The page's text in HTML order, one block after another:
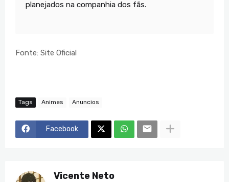
planejados na companhia dos fãs.
Fonte: Site Oficial
Tags Animes Anuncios
Facebook
Vicente Neto